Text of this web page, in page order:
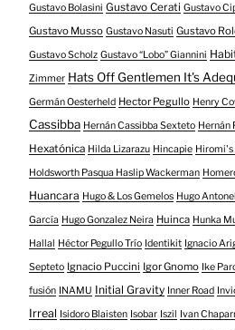
Gustavo Bolasini Gustavo Cerati Gustavo
Gustavo Musso Gustavo Nasuti Gustavo
Gustavo Scholz Gustavo “Lobo” Giannini
Zimmer Hats Off Gentlemen It's
Germán Oesterheld Hector Pegullo Henry
Cassibba Hernán Cassibba Sexteto Hernán
Hexatónica Hilda Lizarazu Hincapie Hiromi's
Holdsworth Pasqua Haslip Wackerman
Huancara Hugo & Los Gemelos Hugo
García Hugo Gonzalez Neira Huinca Hunka
Hallal
Héctor Pegullo Trío Identikit Ignacio
Septeto Ignacio Puccini Igor Gnomo Ike
fusión INAMU Initial Gravity Inner Road
Irreal Isidoro Blaisten Isobar Iszil Ivan